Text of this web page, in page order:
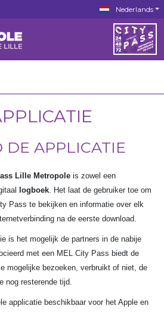
Nederlands
APPLICATIE
Lille Metropole is zowel een
logboek. Het laat de gebruiker toe om
Pass te bekijken en informatie over elk
na de eerste download.
is het mogelijk de partners in de nabije
met een MEL City Pass biedt de
mogelijke bezoeken, verbruikt of niet, de
nog resterende tijd.
applicatie beschikbaar voor het Apple en